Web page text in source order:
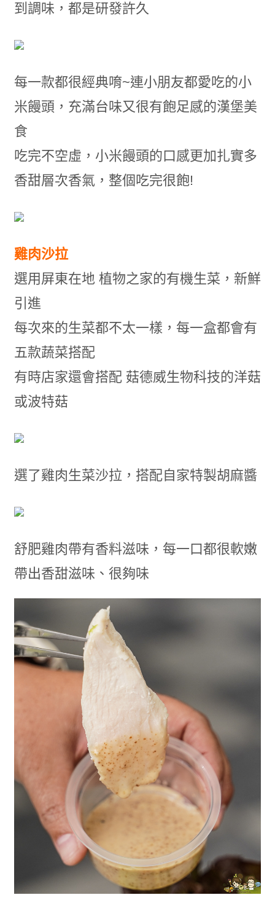
到調味，都是研發許久
每一款都很經典唷~連小朋友都愛吃的小
米饅頭，充滿台味又很有飽足感的漢堡美
食
吃完不空虛，小米饅頭的口感更加扎實多
香甜層次香氣，整個吃完很飽!
雞肉沙拉
選用屏東在地 植物之家的有機生菜，新鮮
引進
每次來的生菜都不太一樣，每一盒都會有
五款蔬菜搭配
有時店家還會搭配 菇德威生物科技的洋菇
或波特菇
選了雞肉生菜沙拉，搭配自家特製胡麻醬
舒肥雞肉帶有香料滋味，每一口都很軟嫩
帶出香甜滋味、很夠味